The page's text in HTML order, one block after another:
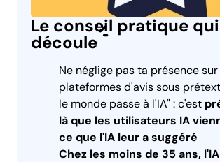
Le conseil pratique
découle
Ne néglige pas ta présence
plateformes d'avis sous
le monde passe à l'IA" : c'est
là que les utilisateurs IA
ce que l'IA leur a suggéré
Chez les moins de 35 ans,